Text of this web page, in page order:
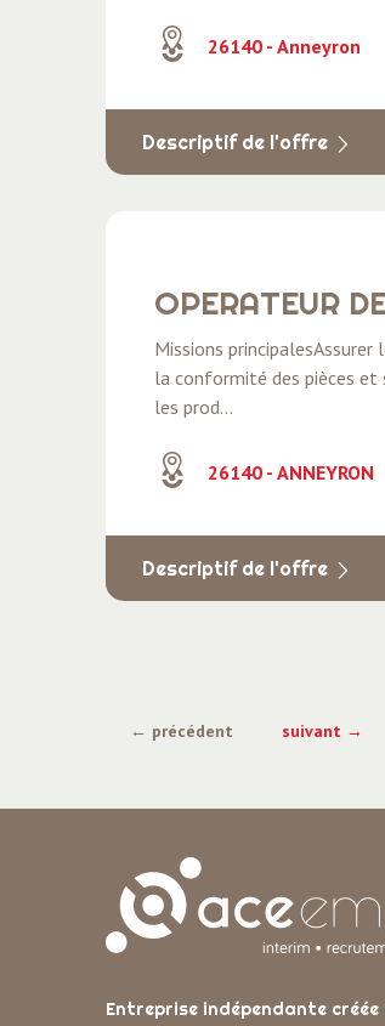
26140 - Anneyron
Descriptif de l'offre
OPERATEUR
Missions
la conformité des pièces
les prod...
26140 - ANNEYRON
Descriptif de l'offre
← précédent suivant →
Entreprise indépendante créée